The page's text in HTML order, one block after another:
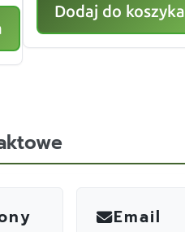
Dodaj do koszyka
Email